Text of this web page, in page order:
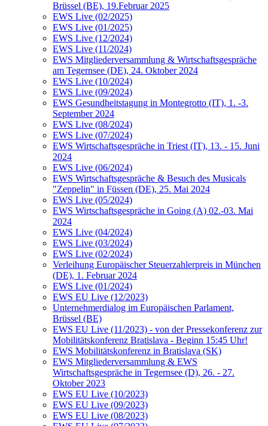
Brüssel (BE), 19.Februar 2025
EWS Live (02/2025)
EWS Live (01/2025)
EWS Live (12/2024)
EWS Live (11/2024)
EWS Mitgliederversammlung & Wirtschaftsgespräche
am Tegernsee (DE), 24. Oktober 2024
EWS Live (10/2024)
EWS Live (09/2024)
EWS Gesundheitstagung in Montegrotto (IT), 1. -3.
September 2024
EWS Live (08/2024)
EWS Live (07/2024)
EWS Wirtschaftsgespräche in Triest (IT), 13. - 15. Juni
2024
EWS Live (06/2024)
EWS Wirtschaftsgespräche & Besuch des Musicals
"Zeppelin" in Füssen (DE), 25. Mai 2024
EWS Live (05/2024)
EWS Wirtschaftsgespräche in Going (A) 02.-03. Mai
2024
EWS Live (04/2024)
EWS Live (03/2024)
EWS Live (02/2024)
Verleihung Europäischer Steuerzahlerpreis in München
(DE), 1. Februar 2024
EWS Live (01/2024)
EWS EU Live (12/2023)
Unternehmerdialog im Europäischen Parlament,
Brüssel (BE)
EWS EU Live (11/2023) - von der Pressekonferenz zur
Mobilitätskonferenz Bratislava - Beginn 15:45 Uhr!
EWS Mobilitätskonferenz in Bratislava (SK)
EWS Mitgliederversammlung & EWS
Wirtschaftsgespräche in Tegernsee (D), 26. - 27.
Oktober 2023
EWS EU Live (10/2023)
EWS EU Live (09/2023)
EWS EU Live (08/2023)